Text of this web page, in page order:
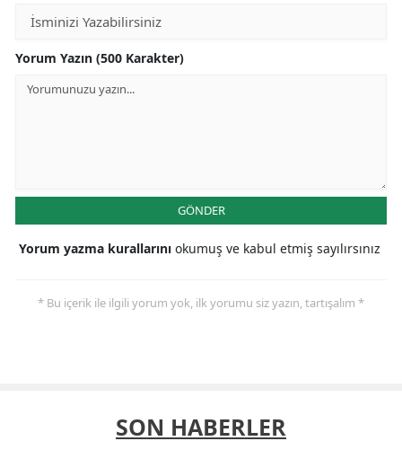
Yorum Yazın (500 Karakter)
GÖNDER
Yorum yazma kurallarını okumuş ve kabul etmiş sayılırsınız
* Bu içerik ile ilgili yorum yok, ilk yorumu siz yazın, tartışalım *
SON HABERLER